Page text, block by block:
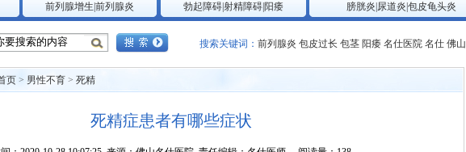
前列腺增生 前列腺炎
勃起障碍|射精障碍| 阳痿
膀胱炎 尿道炎 包皮龟头炎
搜索关键词： 前列腺炎 包皮过长 包茎 阳痿 名仕医院 名仕 佛山
页 > 男性不育 > 死精
死精症患者有哪些症状